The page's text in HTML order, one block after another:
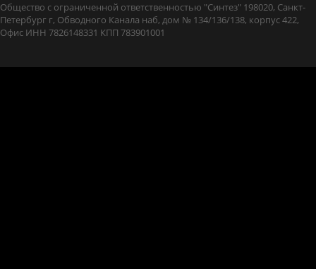
Общество с ограниченной ответственностью "Синтез" 198020, Санкт-
Петербург г, Обводного Канала наб, дом № 134/136/138, корпус 422,
Офис ИНН 7826148331 КПП 783901001